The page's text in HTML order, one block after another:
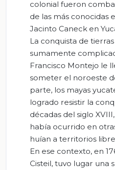
colonial fueron
de las más conocidas
Jacinto Caneck en
La conquista de
sumamente
Francisco Montejo le
someter el noroeste
parte, los mayas
logrado resistir la
décadas del siglo
había ocurrido en
huían a territorios
En ese contexto, en
Cisteil, tuvo lugar una